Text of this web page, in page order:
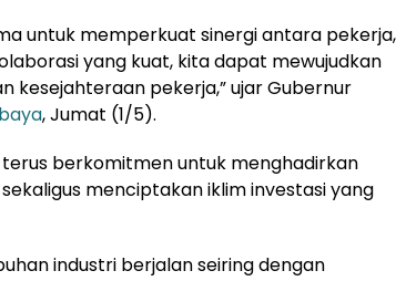
untuk memperkuat sinergi antara pekerja,
yang kuat, kita dapat mewujudkan
kesejahteraan pekerja,” ujar Gubernur
, Jumat (1/5).
berkomitmen untuk menghadirkan
menciptakan iklim investasi yang
industri berjalan seiring dengan